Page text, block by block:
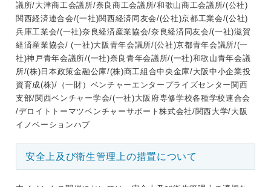
議所/大津商工会議所/奈良商工会議所/和歌山商工会議所/(公社)
関西経済連合会/(一社)関西経済同友会/(公社)京都工業会/(公社)
兵庫工業会/(一社)奈良経済産業協会/奈良経済同友会/(一社)滋賀
経済産業協会/ (一社)大阪青年会議所/(公社)京都青年会議所/(一
社)神戸青年会議所/(一社)奈良青年会議所/(一社)和歌山青年会議
所/(株)日本政策金融公庫/(株)商工組合中央金庫/大阪中小企業投
資育成(株)/（一財）ベンチャーエンタープライズセンター関西
支部/関西ベンチャー学会/(一社)大阪府専修学校各種学校連合会
/デロイトトーマツベンチャーサポート株式会社/関西大学/大阪
イノベーションハブ
安全上及び衛生管理上の措置について